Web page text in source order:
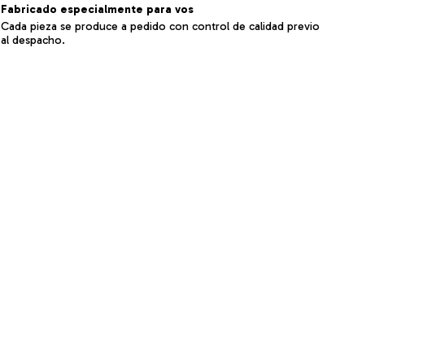
Fabricado especialmente para vos
Cada pieza se produce a pedido con control de calidad previo
al despacho.